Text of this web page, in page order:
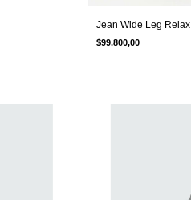
Jean Wide Leg Relax
$99.800,00